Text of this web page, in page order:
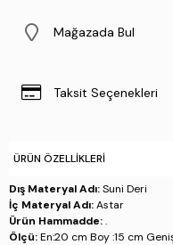
Mağazada Bul
Taksit Seçenekleri
ÜRÜN ÖZELLIKLERI
Dış Materyal Adı:Suni Deri
İç Materyal Adı:Astar
Ürün Hammadde:.
Ölçü:En:20 cm Boy :15 cm